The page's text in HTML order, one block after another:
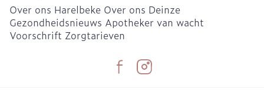
Over ons Harelbeke Over ons Deinze
Gezondheidsnieuws Apotheker van wacht
Voorschrift Zorgtarieven